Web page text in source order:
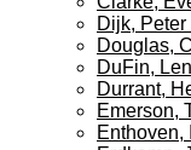
Dijk, Peter
Douglas,
DuFin,
Durrant,
Emerson,
Enthoven,